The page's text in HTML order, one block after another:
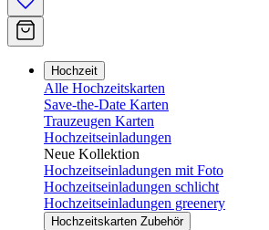
Hochzeit
Alle Hochzeitskarten
Save-the-Date Karten
Trauzeugen Karten
Hochzeitseinladungen
Neue Kollektion
Hochzeitseinladungen mit Foto
Hochzeitseinladungen schlicht
Hochzeitseinladungen greenery
Hochzeitskarten Zubehör